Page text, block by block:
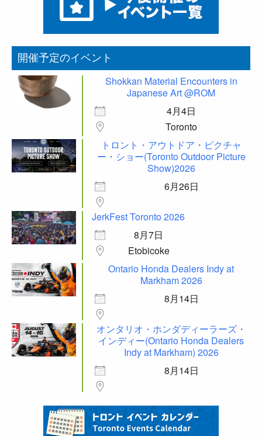
開催予定のイベント
Shokkan Material Encounters in
Japanese Art @ROM
4月4日
Toronto
トロント・アウトドア・ピクチャ
ー・ショー(Toronto Outdoor Picture
Show)2026
6月26日
JerkFest Toronto 2026
8月7日
Etobicoke
Ontario Honda Dealers Indy at
Markham 2026
8月14日
オンタリオ・ホンダディーラーズ・
インディー(Ontario Honda Dealers
Indy at Markham) 2026
8月14日